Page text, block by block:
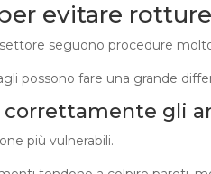
evitare
settore seguono procedure
possono fare una grande
correttamente gli
più vulnerabili.